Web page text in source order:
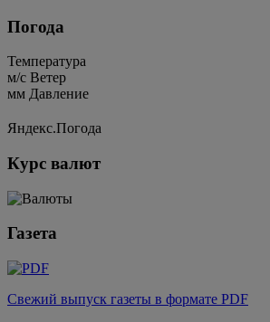
Погода
Температура
м/c Ветер
мм Давление
Яндекс.Погода
Курс валют
Газета
Свежий выпуск газеты в формате PDF